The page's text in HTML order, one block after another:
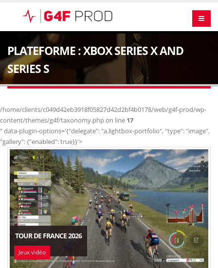
PLATEFORME : XBOX SERIES X AND
SERIES S
/home/clients/c049d42eb3918f05827d42d2bf4b0178/web/g4f-prod/wp-
content/themes/g4f/taxonomy.php on line 17
" data-plugin-options='{"delegate": "a.lightbox-portfolio", "type": "image",
"gallery": {"enabled": true}}'>
TOUR DE FRANCE 2026
Jeux vidéo